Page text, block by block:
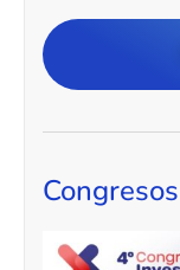
Congresos